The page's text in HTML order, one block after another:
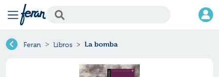
Feran Libros La bomba